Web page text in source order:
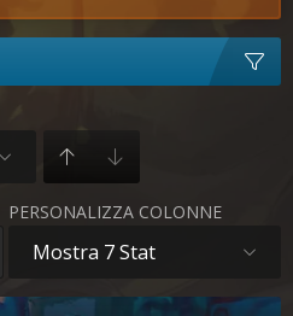
PERSONALIZZA COLONNE
Mostra 7 Stat